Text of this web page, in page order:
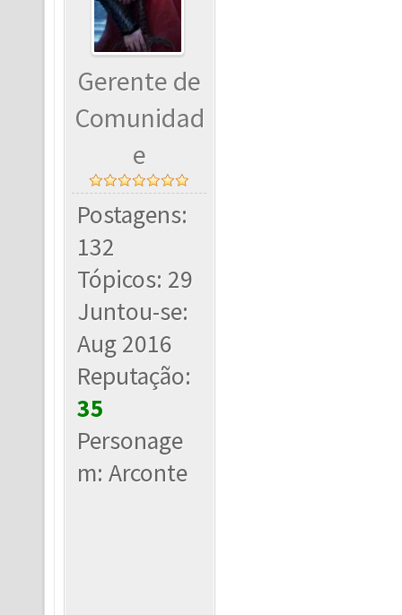
Gerente de
Comunidad
e
Postagens:
132
Tópicos: 29
Juntou-se:
Aug 2016
Reputação:
35
Personage
m: Arconte